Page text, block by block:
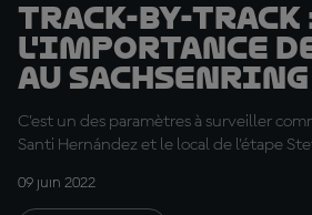
Track-by-track
L'importance
au Sachsenring
C'est un des paramètres à surveiller
Santi Hernández et le local de l'étape
09 juin 2022